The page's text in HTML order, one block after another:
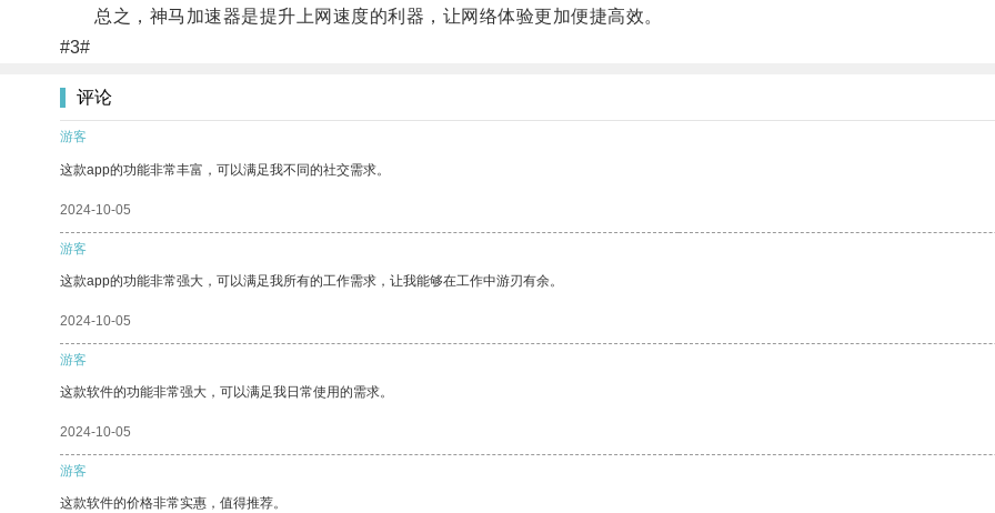
总之，神马加速器是提升上网速度的利器，让网络体验更加便捷高效。
#3#
评论
游客
这款app的功能非常丰富，可以满足我不同的社交需求。
2024-10-05
游客
这款app的功能非常强大，可以满足我所有的工作需求，让我能够在工作中游刃有余。
2024-10-05
游客
这款软件的功能非常强大，可以满足我日常使用的需求。
2024-10-05
游客
这款软件的价格非常实惠，值得推荐。